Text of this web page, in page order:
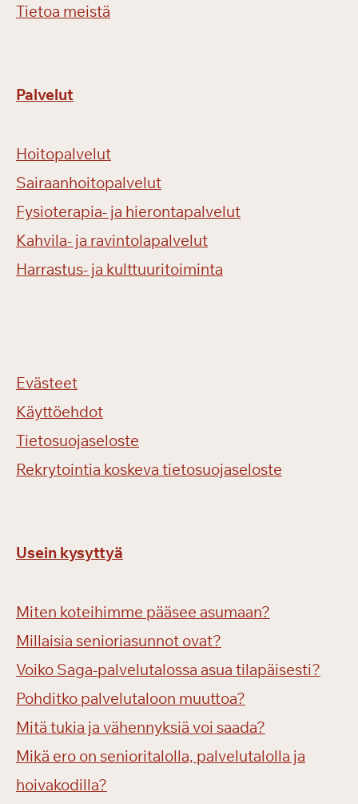
Tietoa meistä
Palvelut
Hoitopalvelut
Sairaanhoitopalvelut
Fysioterapia- ja hierontapalvelut
Kahvila- ja ravintolapalvelut
Harrastus- ja kulttuuritoiminta
Evästeet
Käyttöehdot
Tietosuojaseloste
Rekrytointia koskeva tietosuojaseloste
Usein kysyttyä
Miten koteihimme pääsee asumaan?
Millaisia senioriasunnot ovat?
Voiko Saga-palvelutalossa asua tilapäisesti?
Pohditko palvelutaloon muuttoa?
Mitä tukia ja vähennyksiä voi saada?
Mikä ero on senioritalolla, palvelutalolla ja
hoivakodilla?